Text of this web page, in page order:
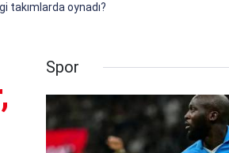
takımlarda oynadı?
Spor